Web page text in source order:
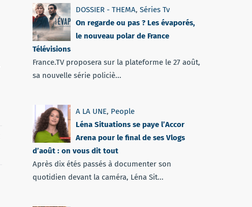
DOSSIER - THEMA, Séries Tv
On regarde ou pas ? Les évaporés,
le nouveau polar de France
Télévisions
France.TV proposera sur la plateforme le 27 août,
sa nouvelle série policiè...
A LA UNE, People
Léna Situations se paye l’Accor
Arena pour le final de ses Vlogs
d’août : on vous dit tout
Après dix étés passés à documenter son
quotidien devant la caméra, Léna Sit...